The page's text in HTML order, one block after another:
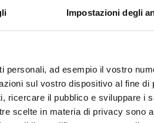
Impostazioni degli
personali, ad esempio il vostro
sul vostro dispositivo al fine di
ricercare il pubblico e sviluppare i
scelte in materia di privacy sono